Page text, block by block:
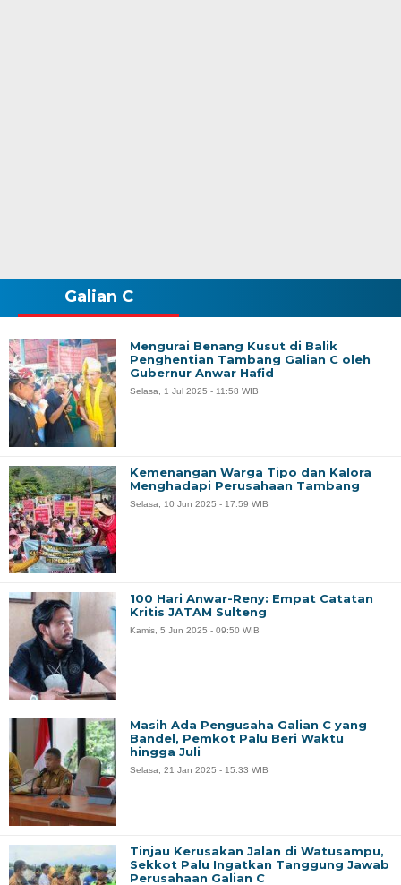
Galian C
Mengurai Benang Kusut di Balik
Penghentian Tambang Galian C oleh
Gubernur Anwar Hafid
Selasa, 1 Jul 2025 - 11:58 WIB
Kemenangan Warga Tipo dan Kalora
Menghadapi Perusahaan Tambang
Selasa, 10 Jun 2025 - 17:59 WIB
100 Hari Anwar-Reny: Empat Catatan
Kritis JATAM Sulteng
Kamis, 5 Jun 2025 - 09:50 WIB
Masih Ada Pengusaha Galian C yang
Bandel, Pemkot Palu Beri Waktu
hingga Juli
Selasa, 21 Jan 2025 - 15:33 WIB
Tinjau Kerusakan Jalan di Watusampu,
Sekkot Palu Ingatkan Tanggung Jawab
Perusahaan Galian C